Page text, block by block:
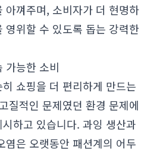
아껴주며, 소비자가 더 현명하
영위할 수 있도록 돕는 강력한
가능한 소비
쇼핑을 더 편리하게 만드는
질적인 문제였던 환경 문제에
하고 있습니다. 과잉 생산과
염은 오랫동안 패션계의 어두